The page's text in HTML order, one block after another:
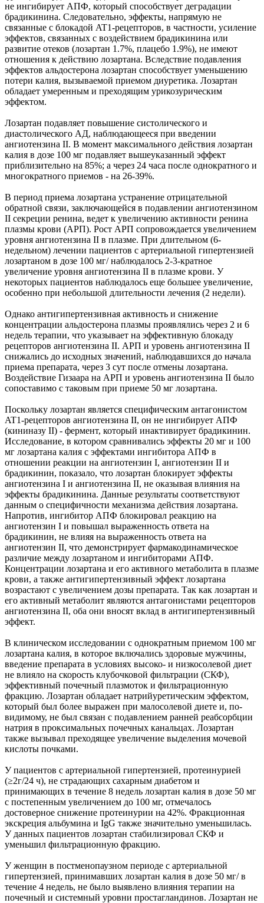
не ингибирует АПФ, который способствует деградации
брадикинина. Следовательно, эффекты, напрямую не
связанные с блокадой AT1-рецепторов, в частности, усиление
эффектов, связанных с воздействием брадикинина или
развитие отеков (лозартан 1.7%, плацебо 1.9%), не имеют
отношения к действию лозартана. Вследствие подавления
эффектов альдостерона лозартан способствует уменьшению
потери калия, вызываемой приемом диуретика. Лозартан
обладает умеренным и преходящим урикозурическим
эффектом.
Лозартан подавляет повышение систолического и
диастолического АД, наблюдающееся при введении
ангиотензина II. В момент максимального действия лозартан
калия в дозе 100 мг подавляет вышеуказанный эффект
приблизительно на 85%; а через 24 часа после однократного и
многократного приемов - на 26-39%.
В период приема лозартана устранение отрицательной
обратной связи, заключающейся в подавлении ангиотензином
II секреции ренина, ведет к увеличению активности ренина
плазмы крови (АРП). Рост АРП сопровождается увеличением
уровня ангиотензина II в плазме. При длительном (6-
недельном) лечении пациентов с артериальной гипертензией
лозартаном в дозе 100 мг/ наблюдалось 2-3-кратное
увеличение уровня ангиотензина II в плазме крови. У
некоторых пациентов наблюдалось еще большее увеличение,
особенно при небольшой длительности лечения (2 недели).
Однако антигипертензивная активность и снижение
концентрации альдостерона плазмы проявлялись через 2 и 6
недель терапии, что указывает на эффективную блокаду
рецепторов ангиотензина II. АРП и уровень ангиотензина II
снижались до исходных значений, наблюдавшихся до начала
приема препарата, через 3 сут после отмены лозартана.
Воздействие Гизаара на АРП и уровень ангиотензина II было
сопоставимо с таковым при приеме 50 мг лозартана.
Поскольку лозартан является специфическим антагонистом
AT1-рецепторов ангиотензина II, он не ингибирует АПФ
(кининазу II) - фермент, который инактивирует брадикинин.
Исследование, в котором сравнивались эффекты 20 мг и 100
мг лозартана калия с эффектами ингибитора АПФ в
отношении реакции на ангиотензин I, ангиотензин II и
брадикинин, показало, что лозартан блокирует эффекты
ангиотензина I и ангиотензина II, не оказывая влияния на
эффекты брадикинина. Данные результаты соответствуют
данным о специфичности механизма действия лозартана.
Напротив, ингибитор АПФ блокировал реакцию на
ангиотензин I и повышал выраженность ответа на
брадикинин, не влияя на выраженность ответа на
ангиотензин II, что демонстрирует фармакодинамическое
различие между лозартаном и ингибиторами АПФ.
Концентрации лозартана и его активного метаболита в плазме
крови, а также антигипертензивный эффект лозартана
возрастают с увеличением дозы препарата. Так как лозартан и
его активный метаболит являются антагонистами рецепторов
ангиотензина II, оба они вносят вклад в антигипертензивный
эффект.
В клиническом исследовании с однократным приемом 100 мг
лозартана калия, в которое включались здоровые мужчины,
введение препарата в условиях высоко- и низкосолевой диет
не влияло на скорость клубочковой фильтрации (СКФ),
эффективный почечный плазмоток и фильтрационную
фракцию. Лозартан обладает натрийуретическим эффектом,
который был более выражен при малосолевой диете и, по-
видимому, не был связан с подавлением ранней реабсорбции
натрия в проксимальных почечных канальцах. Лозартан
также вызывал преходящее увеличение выделения мочевой
кислоты почками.
У пациентов с артериальной гипертензией, протеинурией
(≥2г/24 ч), не страдающих сахарным диабетом и
принимающих в течение 8 недель лозартан калия в дозе 50 мг
с постепенным увеличением до 100 мг, отмечалось
достоверное снижение протеинурии на 42%. Фракционная
экскреция альбумина и IgG также значительно уменьшилась.
У данных пациентов лозартан стабилизировал СКФ и
уменьшил фильтрационную фракцию.
У женщин в постменопаузном периоде с артериальной
гипертензией, принимавших лозартан калия в дозе 50 мг/ в
течение 4 недель, не было выявлено влияния терапии на
почечный и системный уровни простагландинов. Лозартан не